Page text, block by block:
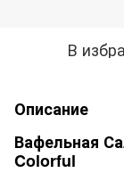
В
Описание
Вафельная
Colorful